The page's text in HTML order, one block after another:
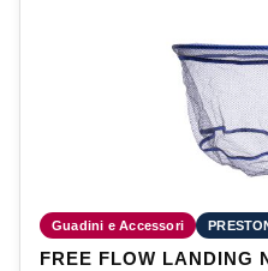
Guadini e Accessori
FREE FLOW LANDING